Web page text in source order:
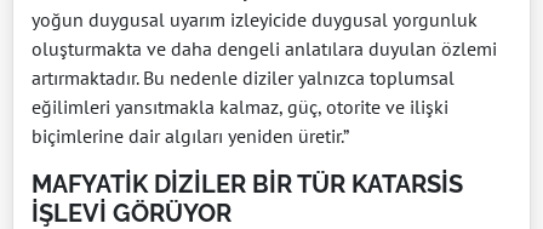
yoğun duygusal uyarım izleyicide duygusal yorgunluk
oluşturmakta ve daha dengeli anlatılara duyulan özlemi
artırmaktadır. Bu nedenle diziler yalnızca toplumsal
eğilimleri yansıtmakla kalmaz, güç, otorite ve ilişki
biçimlerine dair algıları yeniden üretir.”
MAFYATİK DİZİLER BİR TÜR KATARSİS
İŞLEVİ GÖRÜYOR